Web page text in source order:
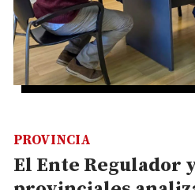
El Ente Regulador
PROVINCIA